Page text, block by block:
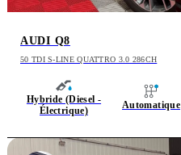
AUDI Q8
50 TDI S-LINE QUATTRO 3.0 286CH
Hybride (Diesel -
Électrique)
Automatique